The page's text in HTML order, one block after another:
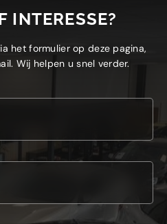
INTERESSE?
het formulier op deze pagina,
Wij helpen u snel verder.